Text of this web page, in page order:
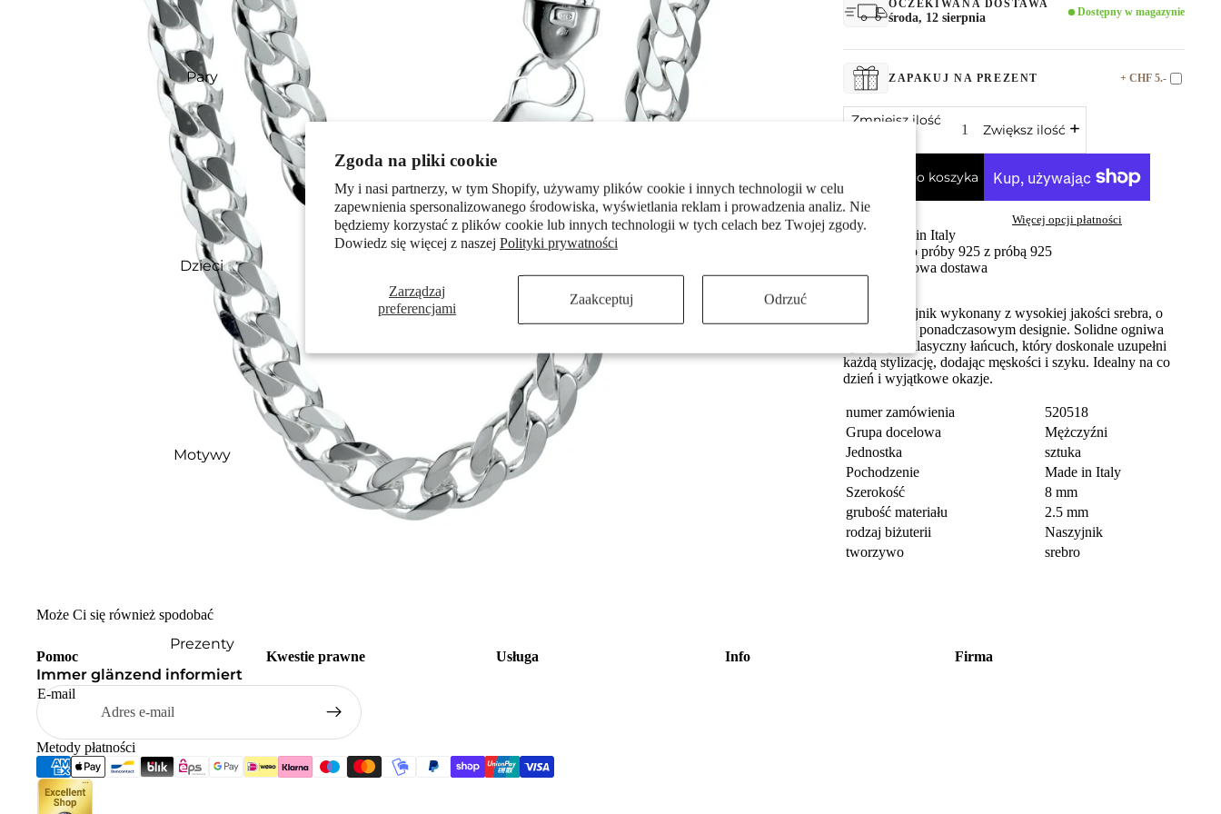
Zgoda na pliki cookie
My i nasi partnerzy, w tym Shopify, używamy plików cookie i innych technologii w celu
zapewnienia spersonalizowanego środowiska, wyświetlania reklam i prowadzenia analiz. Nie
będziemy korzystać z plików cookie lub innych technologii w tych celach bez Twojej zgody.
Dowiedz się więcej z naszej Polityki prywatności
Zarządzaj
preferencjami
Zaakceptuj Odrzuć
Pary
Dzieci
Motywy
Prezenty
OCZEKIWANA DOSTAWA
środa, 12 sierpnia Dostępny w magazynie
ZAPAKUJ NA PREZENT + CHF 5.-
Zmniejsz ilość
Zwiększ ilość
Dodaj do koszyka
Więcej opcji płatności
Made in Italy
Srebro próby 925 z próbą 925
Darmowa dostawa
Męski naszyjnik wykonany z wysokiej jakości srebra, o
eleganckim i ponadczasowym designie. Solidne ogniwa
łączą się w klasyczny łańcuch, który doskonale uzupełni
każdą stylizację, dodając męskości i szyku. Idealny na co
dzień i wyjątkowe okazje.
numer zamówienia
520518
Grupa docelowa
Mężczyźni
Jednostka
sztuka
Pochodzenie
Made in Italy
Szerokość
8 mm
grubość materiału
2.5 mm
rodzaj biżuterii
Naszyjnik
tworzywo
srebro
Może Ci się również spodobać
Pomoc Kwestie prawne Usługa Info Firma
Immer glänzend informiert
E-mail
Metody płatności